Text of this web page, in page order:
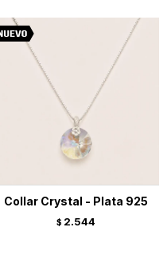
Collar Crystal - Plata 925
$ 2.544